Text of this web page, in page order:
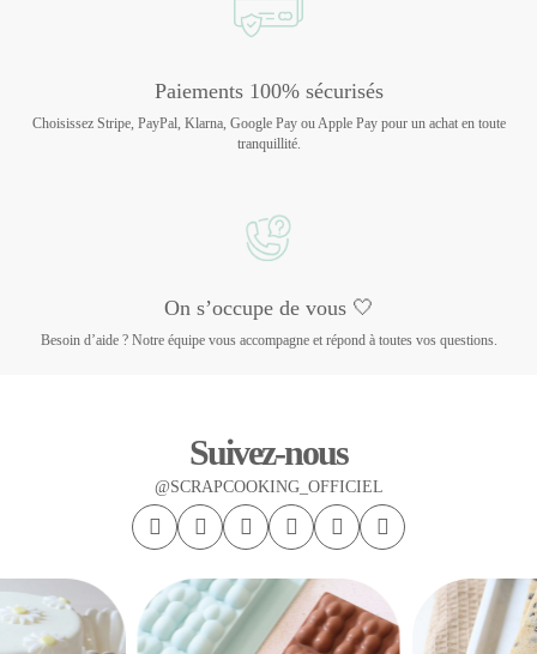
Paiements 100% sécurisés
Choisissez Stripe, PayPal, Klarna, Google Pay ou Apple Pay pour un achat en toute
tranquillité.
On s’occupe de vous 🤍
Besoin d’aide ? Notre équipe vous accompagne et répond à toutes vos questions.
Suivez-nous
@SCRAPCOOKING_OFFICIEL